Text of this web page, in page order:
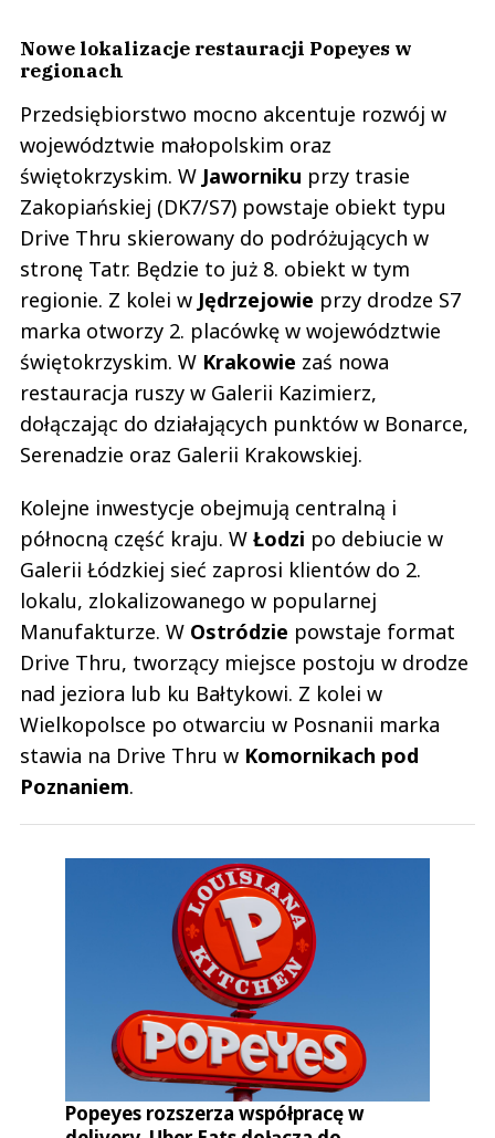
Nowe lokalizacje restauracji Popeyes w
regionach
Przedsiębiorstwo mocno akcentuje rozwój w
województwie małopolskim oraz
świętokrzyskim. W Jaworniku przy trasie
Zakopiańskiej (DK7/S7) powstaje obiekt typu
Drive Thru skierowany do podróżujących w
stronę Tatr. Będzie to już 8. obiekt w tym
regionie. Z kolei w Jędrzejowie przy drodze S7
marka otworzy 2. placówkę w województwie
świętokrzyskim. W Krakowie zaś nowa
restauracja ruszy w Galerii Kazimierz,
dołączając do działających punktów w Bonarce,
Serenadzie oraz Galerii Krakowskiej.
Kolejne inwestycje obejmują centralną i
północną część kraju. W Łodzi po debiucie w
Galerii Łódzkiej sieć zaprosi klientów do 2.
lokalu, zlokalizowanego w popularnej
Manufakturze. W Ostródzie powstaje format
Drive Thru, tworzący miejsce postoju w drodze
nad jeziora lub ku Bałtykowi. Z kolei w
Wielkopolsce po otwarciu w Posnanii marka
stawia na Drive Thru w Komornikach pod
Poznaniem.
Popeyes rozszerza współpracę w